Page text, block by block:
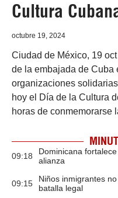
Cultura
octubre 19, 2024
Ciudad de México, 19
de la embajada de Cuba
organizaciones
hoy el Día de la Cultura
horas de conmemorarse
09:18
Dominicana
alianza
09:15
Niños inmigrantes
batalla legal